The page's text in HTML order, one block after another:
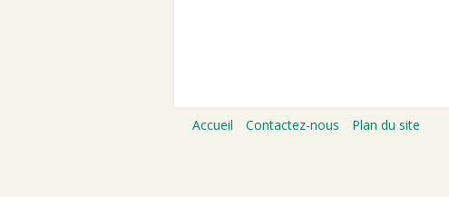
Accueil Contactez-nous Plan du site